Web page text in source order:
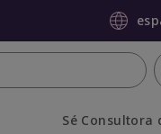
Sé Consultora